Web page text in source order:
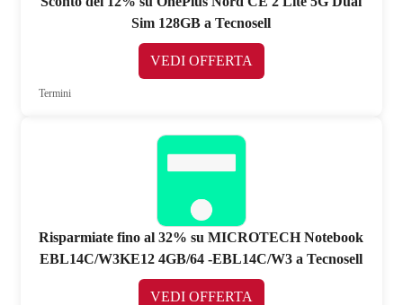
Sim 128GB a Tecnosell
VEDI OFFERTA
Termini
Risparmiate fino al 32% su MICROTECH Notebook
EBL14C/W3KE12 4GB/64 -EBL14C/W3 a Tecnosell
VEDI OFFERTA